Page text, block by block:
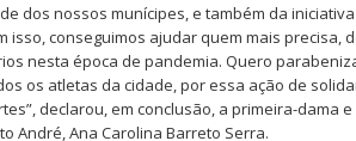
dos nossos munícipes, e também da
isso, conseguimos ajudar quem mais precisa,
nesta época de pandemia. Quero
os atletas da cidade, por essa ação de
declarou, em conclusão, a primeira-dama
André, Ana Carolina Barreto Serra.